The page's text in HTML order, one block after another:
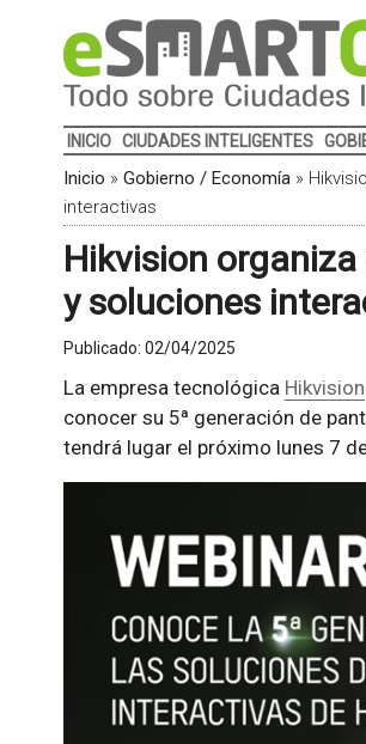
INICIO CIUDADES INTELIGENTES
Inicio » Gobierno / Economía»
interactivas
Hikvision
y soluciones
Publicado: 02/04/2025
La empresa tecnológica Hikvision
conocer su 5ª generación de
tendrá lugar el próximo lunes 7